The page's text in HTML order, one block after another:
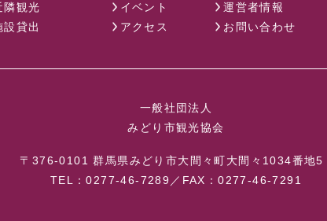
隣観光
設貸出
イベント
アクセス
運営者情報
お問い合わせ
一般社団法人
みどり市観光協会
〒376-0101 群馬県みどり市大間々町大間々1034番地5
TEL：0277-46-7289／FAX：0277-46-7291